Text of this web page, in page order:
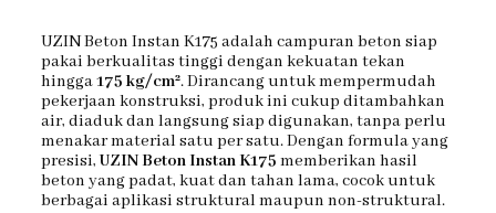
UZIN Beton Instan K175 adalah campuran beton siap
pakai berkualitas tinggi dengan kekuatan tekan
hingga175 kg/cm². Dirancang untuk mempermudah
pekerjaan konstruksi, produk ini cukup ditambahkan
air, diaduk dan langsung siap digunakan, tanpa perlu
menakar material satu per satu. Dengan formula yang
presisi,UZIN Beton Instan K175 memberikan hasil
beton yang padat, kuat dan tahan lama, cocok untuk
berbagai aplikasi struktural maupun non-struktural.